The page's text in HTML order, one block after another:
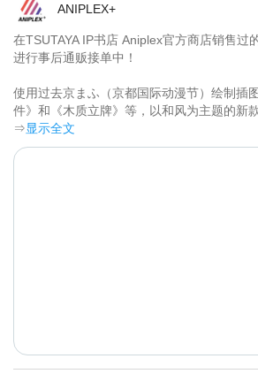
ANIPLEX+
在TSUTAYA IP书店 Aniplex官方商店销售过
进行事后通贩接单中！
使用过去京まふ（京都国际动漫节）绘制插
⇒显示全文